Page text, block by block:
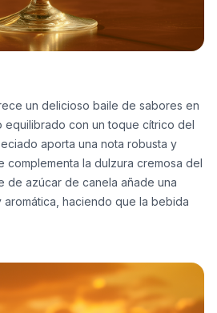
un delicioso baile de sabores en
equilibrado con un toque cítrico del
aporta una nota robusta y
complementa la dulzura cremosa del
de azúcar de canela añade una
haciendo que la bebida